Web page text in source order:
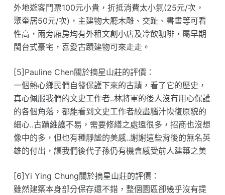
外地遊客門票100元小貴，折抵消費太小氣(25元/次，
聚奎居50元/次)，主建物大廳木雕、交趾、書畫等可看
性高，兩旁廂房均有外租文創小店及冷飲咖啡，屬早期
閩台式豪宅，喜愛古蹟建物可來走走。
[5]Pauline Chen關於摘星山莊的評價：
一個熱心鄉民們自發保護下來的古蹟，看了它的歷史，
真心佩服我們的文史工作者..林將軍的後人沒有用心保護
的各個角落，都能看到文史工作者絞盡腦汁恢復原貌的
細心..古蹟維護不易，需要修繕之處還很多，招商也沒想
像中的多，但也有種靜謐的美感..謝謝這些背後的無名英
雄的付出，讓我們後代子孫仍有機會感受前人建築之美
[6]Yi Ying Chung關於摘星山莊的評價：
雖然建築本身部分保存還不錯，整個園區卻幾乎沒有提